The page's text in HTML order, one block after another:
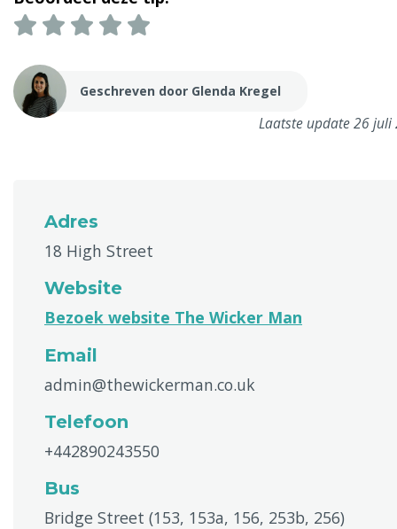
Geschreven door Glenda Kregel
Laatste update 26 juli
Adres
18 High Street
Website
Bezoek website The Wicker Man
Email
admin@thewickerman.co.uk
Telefoon
+442890243550
Bus
Bridge Street (153, 153a, 156, 253b, 256)